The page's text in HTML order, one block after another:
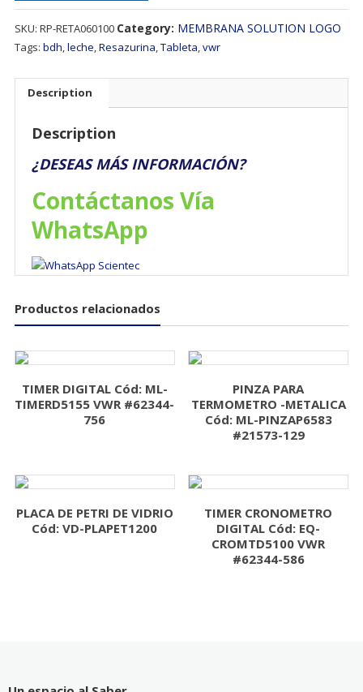
SKU: RP-RETA060100 Category: MEMBRANA SOLUTION LOGO
Tags: bdh,leche,Resazurina,Tableta,vwr
Description
Description
¿DESEAS MÁS INFORMACIÓN?
Contáctanos Vía
WhatsApp
Productos relacionados
TIMER DIGITAL Cód: ML-
TIMERD5155 VWR #62344-
756
PINZA PARA
TERMOMETRO -METALICA
Cód: ML-PINZAP6583
#21573-129
PLACA DE PETRI DE VIDRIO
Cód: VD-PLAPET1200
TIMER CRONOMETRO
DIGITAL Cód: EQ-
CROMTD5100 VWR
#62344-586